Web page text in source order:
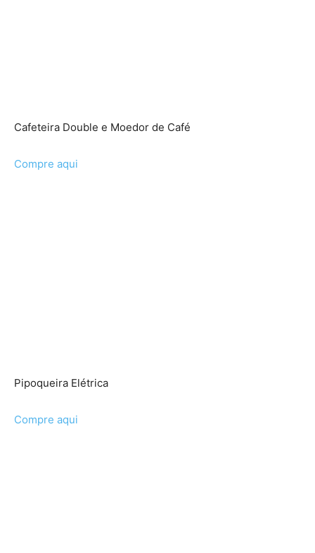
Cafeteira Double e Moedor de Café
Compre aqui
Pipoqueira Elétrica
Compre aqui